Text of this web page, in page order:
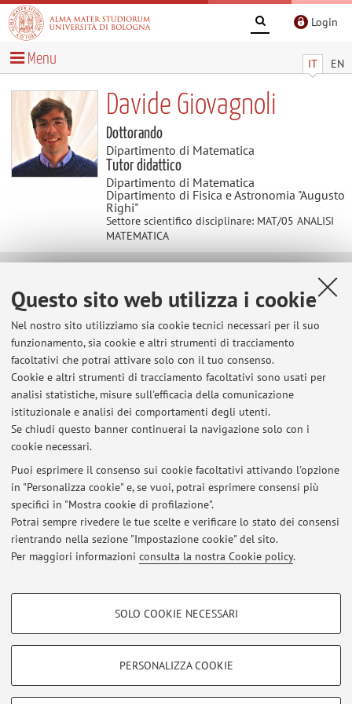
Questo sito web utilizza i cookie
Nel nostro sito utilizziamo sia cookie tecnici necessari per il suo
funzionamento, sia cookie e altri strumenti di tracciamento
facoltativi che potrai attivare solo con il tuo consenso.
Cookie e altri strumenti di tracciamento facoltativi sono usati per
analisi statistiche, misure sull'efficacia della comunicazione
istituzionale e analisi dei comportamenti degli utenti.
Se chiudi questo banner continuerai la navigazione solo con i
cookie necessari.
Puoi esprimere il consenso sui cookie facoltativi attivando l'opzione
in "Personalizza cookie" e, se vuoi, potrai esprimere consensi più
specifici in "Mostra cookie di profilazione".
Potrai sempre rivedere le tue scelte e verificare lo stato dei consensi
rientrando nella sezione "Impostazione cookie" del sito.
Per maggiori informazioni consulta la nostra Cookie policy.
COOKIE DI PROFILAZIONE - FACOLTATIVI
SOLO COOKIE NECESSARI
PERSONALIZZA COOKIE
Login
IT EN
Menu
Davide Giovagnoli
Dottorando
Dipartimento di Matematica
Tutor didattico
Dipartimento di Matematica
Dipartimento di Fisica e Astronomia "Augusto
Righi"
Settore scientifico disciplinare: MAT/05 ANALISI
MATEMATICA
Pubblicazioni
Ferrari, Fausto; Giovagnoli, Davide,Some counterexamples to
Alt–Caffarelli–Friedman monotonicity formulas in Carnot
groups
, «ANNALI DI MATEMATICA PURA ED APPLICATA»,
2025, 204, pp. 427 - 445 [articolo] Open Access
Ultimi avvisi
Al momento non sono presenti avvisi.
Area riservata
Accedi tramiteloginper gestire tutti i contenuti del sito.